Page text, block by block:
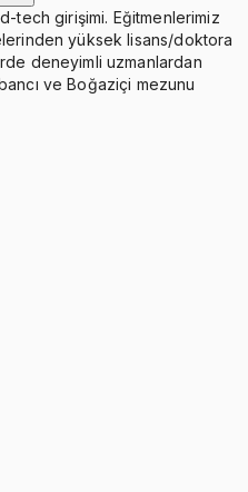
tech girişimi. Eğitmenlerimiz
yüksek lisans/doktora
deneyimli uzmanlardan
ve Boğaziçi mezunu